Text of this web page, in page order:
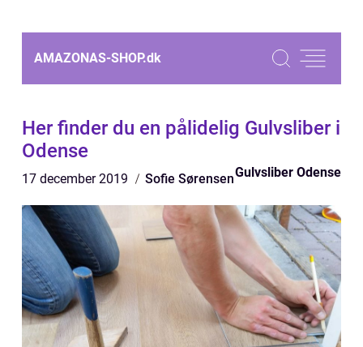
AMAZONAS-SHOP.dk
Her finder du en pålidelig Gulvsliber i
Odense
17 december 2019 Sofie SørensenGulvsliber Odense